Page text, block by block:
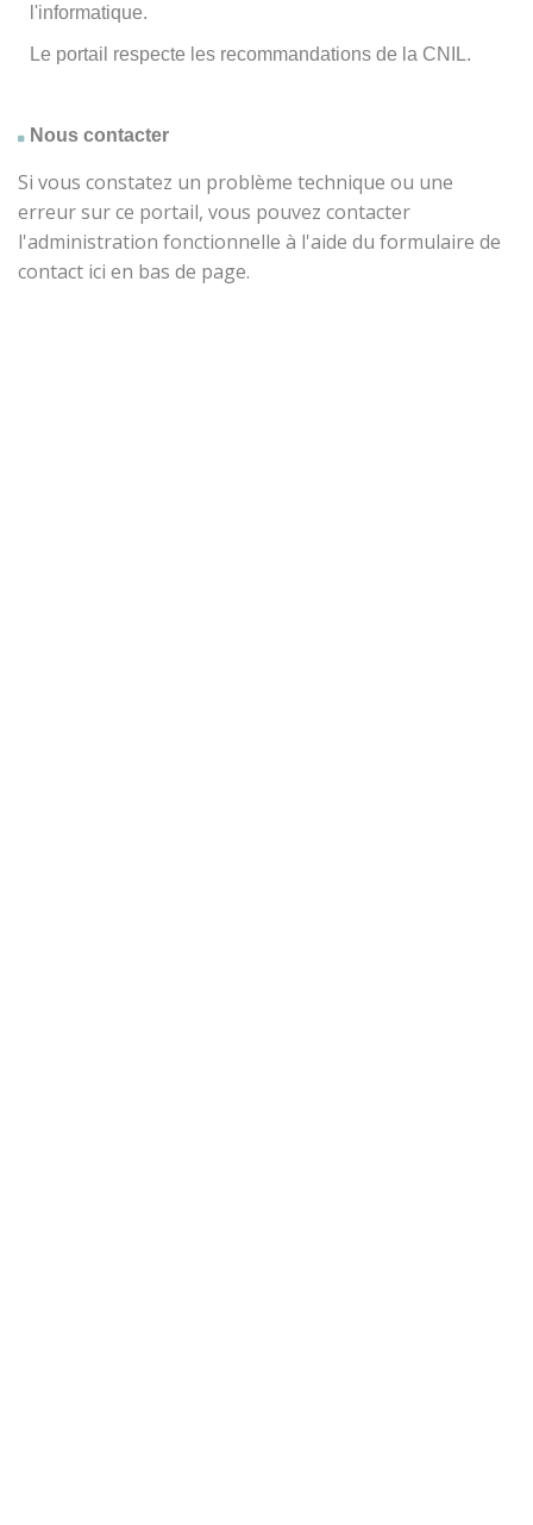
l'informatique.
Le portail respecte les recommandations de la CNIL.
Nous contacter
Si vous constatez un problème technique ou une
erreur sur ce portail, vous pouvez contacter
l'administration fonctionnelle à l'aide du formulaire de
contact ici en bas de page.